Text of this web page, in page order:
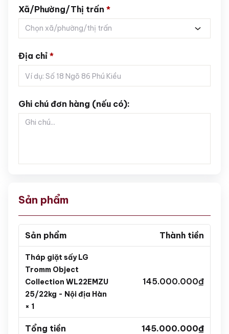
Xã/Phường/Thị trấn *
Chọn xã/phường/thị trấn
Địa chỉ *
Ghi chú đơn hàng (nếu có):
Sản phẩm
Sản phẩm Thành tiền
Tháp giặt sấy LG
Tromm Object
Collection WL22EMZU
25/22kg - Nội địa Hàn
× 1
145.000.000₫
Tổng tiền 145.000.000₫